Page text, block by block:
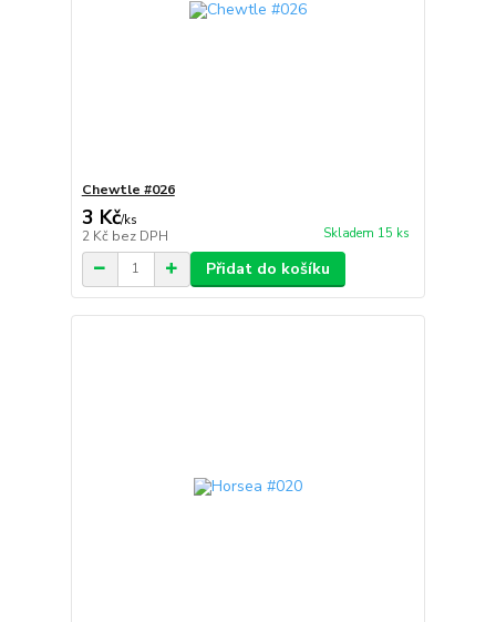
Chewtle #026
3 Kč/ks
2 Kč bez DPH Skladem 15 ks
Přidat do košíku